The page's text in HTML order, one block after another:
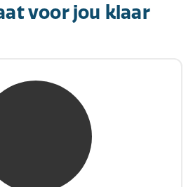
voor jou klaar
S. Gholamalian
Register-Expert
van de wind niet kunt
dan de stand van je